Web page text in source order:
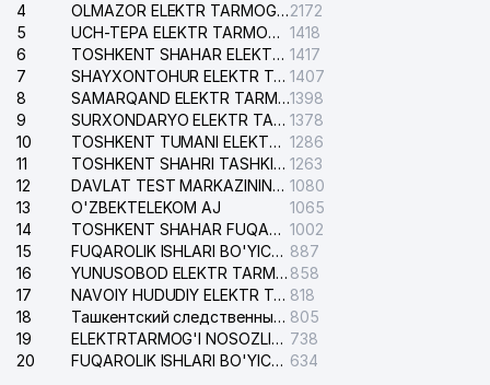
ATS №252/256
INTURSERVIS MChJ
SADA MChJ
DILNORA KOMMUNAL MChJ
BEEF AND VEAL XUSUSIY
KORXONASI
AFROSIYOB MAHALLA QO'MITASI
MEDELA COEPTIS MChJ
HONEYWELL VAKOLATXONA
4
OLMAZOR ELEKTR TARMOG'I NOSOZLIKLARI XIZMATI2172
5
UCH-TEPA ELEKTR TARMOG'I NOSOZLIKLARI XIZMATI 1418
6
TOSHKENT SHAHAR ELEKTR TARMOQLARI KORXONASI AJ 1417
7
SHAYXONTOHUR ELEKTR TARMOG'I NOSOZLIKLARINI TUZATISH XIZMATI 1407
8
SAMARQAND ELEKTR TARMOQLARI AJ1398
9
SURXONDARYO ELEKTR TARMOQLARI AJ 1378
10
TOSHKENT TUMANI ELEKTR TARMOG'I AVARIYA XIZMATI 1286
11
TOSHKENT SHAHRI TASHKILOT TELEFONLARI HAQIDA MA'LUMOT BYUROSI 1263
12
DAVLAT TEST MARKAZINING ISHONCH TELEFONLARI 1080
13
O'ZBEKTELEKOM AJ
1065
14
TOSHKENT SHAHAR FUQAROLIK ISHLARI BO'YICHA SUDI 1002
15
FUQAROLIK ISHLARI BO'YICHA YAKKASAROY TUMANLARARO SUDI 887
16
YUNUSOBOD ELEKTR TARMOG'I NOSOZLIKLARI XIZMATI 858
17
NAVOIY HUDUDIY ELEKTR TARMOQLARI KORXONASI AJ 818
18
Ташкентский следственный изолятор 805
19
ELEKTRTARMOG'I NOSOZLIKLARINI TO'ZATISH SERGELI XIZMATI 738
20
FUQAROLIK ISHLARI BO'YICHA UCH-TEPA TUMANI SUDI 634